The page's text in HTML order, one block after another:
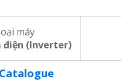
máy
(Inverter)